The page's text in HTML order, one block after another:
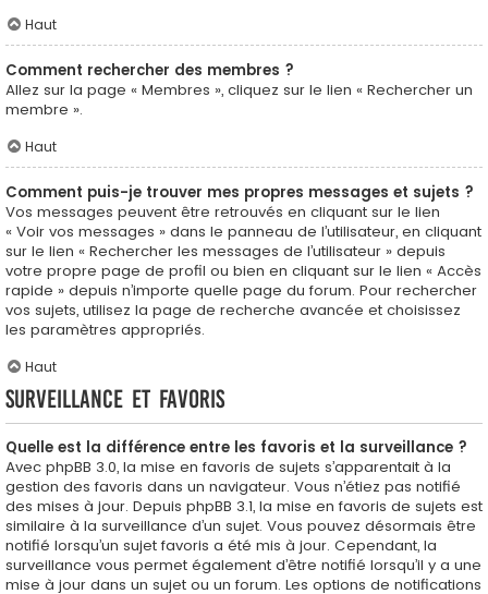
Haut
Comment rechercher des membres ?
Allez sur la page « Membres », cliquez sur le lien « Rechercher un
membre ».
Haut
Comment puis-je trouver mes propres messages et sujets ?
Vos messages peuvent être retrouvés en cliquant sur le lien
« Voir vos messages » dans le panneau de l’utilisateur, en cliquant
sur le lien « Rechercher les messages de l’utilisateur » depuis
votre propre page de profil ou bien en cliquant sur le lien « Accès
rapide » depuis n’importe quelle page du forum. Pour rechercher
vos sujets, utilisez la page de recherche avancée et choisissez
les paramètres appropriés.
Haut
Surveillance et favoris
Quelle est la différence entre les favoris et la surveillance ?
Avec phpBB 3.0, la mise en favoris de sujets s’apparentait à la
gestion des favoris dans un navigateur. Vous n’étiez pas notifié
des mises à jour. Depuis phpBB 3.1, la mise en favoris de sujets est
similaire à la surveillance d’un sujet. Vous pouvez désormais être
notifié lorsqu’un sujet favoris a été mis à jour. Cependant, la
surveillance vous permet également d’être notifié lorsqu’il y a une
mise à jour dans un sujet ou un forum. Les options de notifications